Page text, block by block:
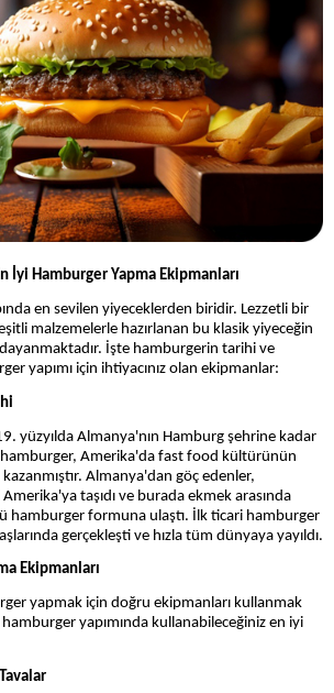
İyi Hamburger Yapma Ekipmanları
en sevilen yiyeceklerden biridir. Lezzetli bir
malzemelerle hazırlanan bu klasik yiyeceğin
İşte hamburgerin tarihi ve
yapımı için ihtiyacınız olan ekipmanlar:
yüzyılda Almanya'nın Hamburg şehrine kadar
hamburger, Amerika'da fast food kültürünün
Almanya'dan göç edenler,
taşıdı ve burada ekmek arasında
hamburger formuna ulaştı. İlk ticari hamburger
gerçekleşti ve hızla tüm dünyaya yayıldı.
Ekipmanları
yapmak için doğru ekipmanları kullanmak
yapımında kullanabileceğiniz en iyi